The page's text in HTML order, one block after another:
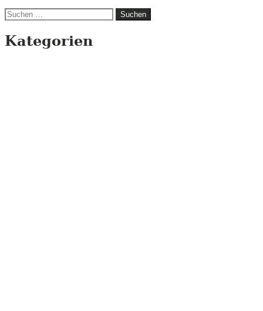
Suchen
Kategorien